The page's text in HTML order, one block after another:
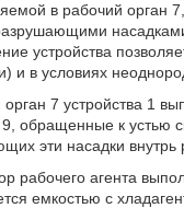
в рабочий
устройства
и в условиях
орган 7 устройства 1
9, обращенные к устью
эти насадки внутрь
рабочего агента
емкостью с